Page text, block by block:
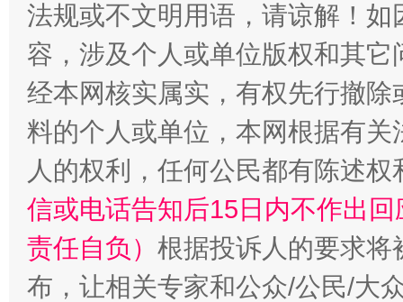
法规或不文明用语，请谅解！
容，涉及个人或单位版权和其它
经本网核实属实，有权先行撤
料的个人或单位，本网根据有
人的权利，任何公民都有陈述
信或电话告知后15日内不作出
责任自负） 根据投诉人的要求将
布，让相关专家和公众/公民/大